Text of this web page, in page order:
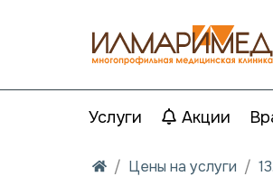
Услуги Акции
Цены на услуги